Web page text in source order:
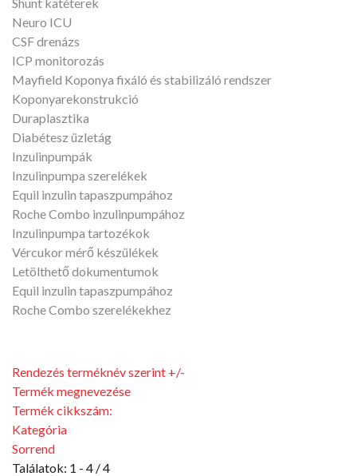
Neuro ICU
CSF drenázs
ICP monitorozás
Mayfield Koponya fixáló és stabilizáló rendszer
Koponyarekonstrukció
Duraplasztika
Diabétesz üzletág
Inzulinpumpák
Inzulinpumpa szerelékek
Equil inzulin tapaszpumpához
Roche Combo inzulinpumpához
Inzulinpumpa tartozékok
Vércukor mérő készülékek
Letölthető dokumentumok
Equil inzulin tapaszpumpához
Roche Combo szerelékekhez
Rendezés terméknév szerint +/-
Termék megnevezése
Termék cikkszám:
Kategória
Sorrend
Találatok: 1 - 4 / 4